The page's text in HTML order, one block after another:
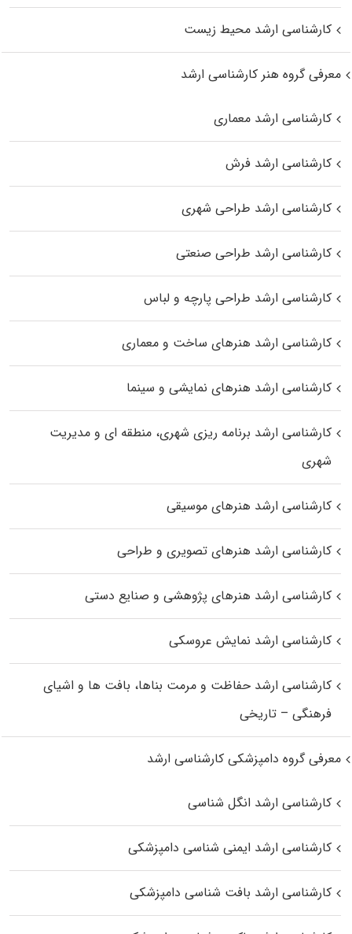
کارشناسی ارشد محیط زیست
معرفی گروه هنر کارشناسی ارشد
کارشناسی ارشد معماری
کارشناسی ارشد فرش
کارشناسی ارشد طراحی شهری
کارشناسی ارشد طراحی صنعتی
کارشناسی ارشد طراحی پارچه و لباس
کارشناسی ارشد هنرهای ساخت و معماری
کارشناسی ارشد هنرهای نمایشی و سینما
کارشناسی ارشد برنامه ریزی شهری، منطقه‌ ای و مدیریت
شهری
کارشناسی ارشد هنرهای موسیقی
کارشناسی ارشد هنرهای تصویری و طراحی
کارشناسی ارشد هنرهای پژوهشی و صنایع دستی
کارشناسی ارشد نمایش عروسکی
کارشناسی ارشد حفاظت و مرمت بناها، بافت‌ ها و اشیای
فرهنگی – تاریخی
معرفی گروه دامپزشکی کارشناسی ارشد
کارشناسی ارشد انگل شناسی
کارشناسی ارشد ایمنی‌ شناسی دامپزشکی
کارشناسی ارشد بافت‌ شناسی دامپزشکی